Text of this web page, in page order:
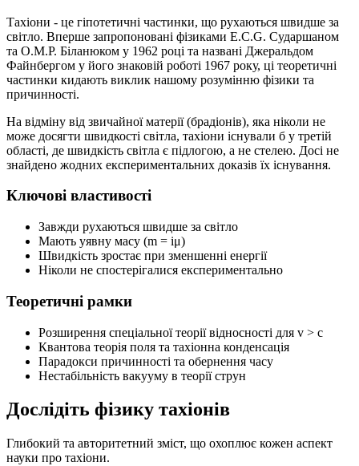
Тахіони - це гіпотетичні частинки, що рухаються швидше за
світло. Вперше запропоновані фізиками E.C.G. Сударшаном
та O.M.P. Біланюком у 1962 році та названі Джеральдом
Файнбергом у його знаковій роботі 1967 року, ці теоретичні
частинки кидають виклик нашому розумінню фізики та
причинності.
На відміну від звичайної матерії (брадіонів), яка ніколи не
може досягти швидкості світла, тахіони існували б у третій
області, де швидкість світла є підлогою, а не стелею. Досі не
знайдено жодних експериментальних доказів їх існування.
Ключові властивості
Завжди рухаються швидше за світло
Мають уявну масу (m = iμ)
Швидкість зростає при зменшенні енергії
Ніколи не спостерігалися експериментально
Теоретичні рамки
Розширення спеціальної теорії відносності для v > c
Квантова теорія поля та тахіонна конденсація
Парадокси причинності та обернення часу
Нестабільність вакууму в теорії струн
Дослідіть фізику тахіонів
Глибокий та авторитетний зміст, що охоплює кожен аспект
науки про тахіони.